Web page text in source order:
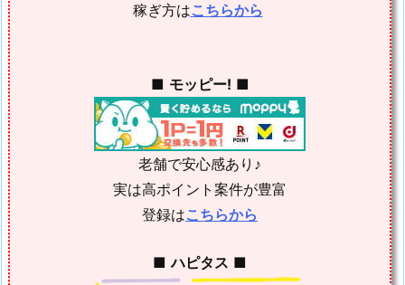
稼ぎ方はこちらから
■ モッピー! ■
老舗で安心感あり♪
実は高ポイント案件が豊富
登録はこちらから
■ハピタス ■